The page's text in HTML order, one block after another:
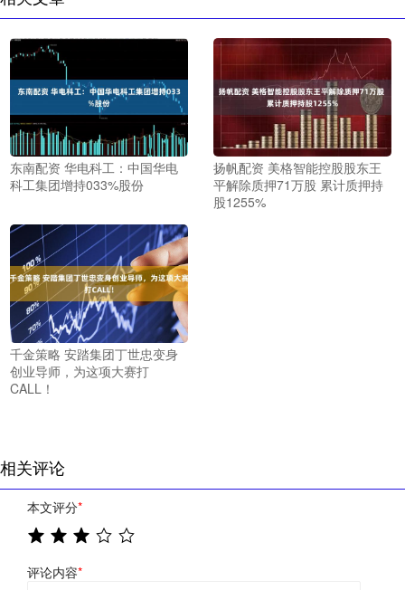
东南配资 华电科工：中国华电
科工集团增持033%股份
扬帆配资 美格智能控股股东王
平解除质押71万股 累计质押持
股1255%
千金策略 安踏集团丁世忠变身
创业导师，为这项大赛打
CALL！
相关评论
本文评分*
评论内容*